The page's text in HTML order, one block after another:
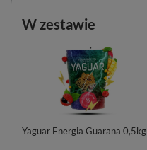
W zestawie
Yaguar Energia Guarana 0,5kg